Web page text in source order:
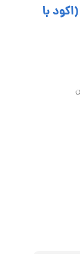
پرگار خط کشی 30 سانتی متر Accud (اکود با